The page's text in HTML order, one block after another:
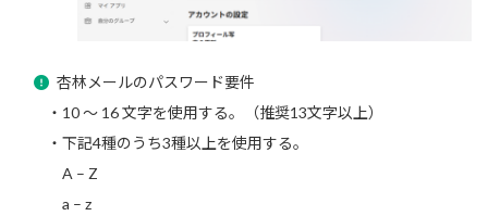
杏林メールのパスワード要件
・10 ～ 16 文字を使用する。（推奨13文字以上）
・下記4種のうち3種以上を使用する。
A – Z
a – z